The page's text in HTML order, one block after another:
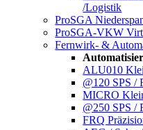
/Logistik
ProSGA
ProSGA-VKW
Fernwirk- &
ALU010
@120 SPS /
MICRO
@250 SPS /
FRQ